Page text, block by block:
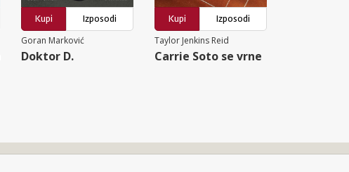
Kupi
Izposodi
Goran Marković
Doktor D.
Kupi
Izposodi
Taylor Jenkins Reid
Carrie Soto se vrne